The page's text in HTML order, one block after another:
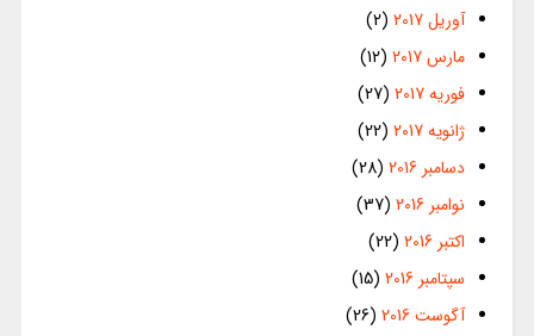
آوریل 2017
(2)
مارس 2017
(12)
فوریه 2017
(27)
ژانویه 2017
(22)
دسامبر 2016
(28)
نوامبر 2016
(37)
اکتبر 2016
(22)
سپتامبر 2016
(15)
آگوست 2016
(26)